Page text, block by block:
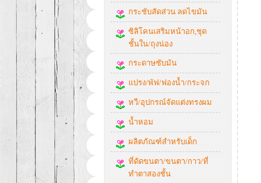
กระชับสัดส่วน ลดไขมัน
ซิลิโคนเสริมหน้าอก,ชุด
ชั้นใน/ถุงน่อง
กระดาษซับมัน
แปรง/พัฟ/ฟองน้ำ/กระจก
หวี/อุปกรณ์จัดแต่งทรงผม
น้ำหอม
ผลิตภัณฑ์สำหรับเด็ก
ที่ดัดขนตา/ขนตา/กาว/ที่
ทำตาสองชั้น